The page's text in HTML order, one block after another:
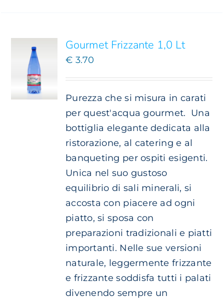
PIÙ
VARIANTI.
LE
OPZIONI
POSSONO
ESSERE
PRODOTTO
Gourmet Frizzante 1,0 Lt
€ 3.70
Purezza che si misura in carati
per quest'acqua gourmet.
Una
bottiglia elegante dedicata alla
ristorazione, al catering e al
banqueting per ospiti esigenti.
Unica nel suo gustoso
equilibrio di sali minerali, si
accosta con piacere ad ogni
piatto, si sposa con
preparazioni tradizionali e piatti
importanti. Nelle sue versioni
naturale, leggermente frizzante
e frizzante soddisfa tutti i palati
divenendo sempre un